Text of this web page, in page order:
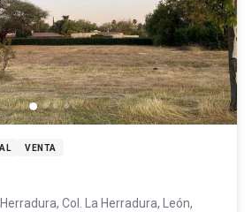
VENTA
Herradura, Col. La Herradura, León,